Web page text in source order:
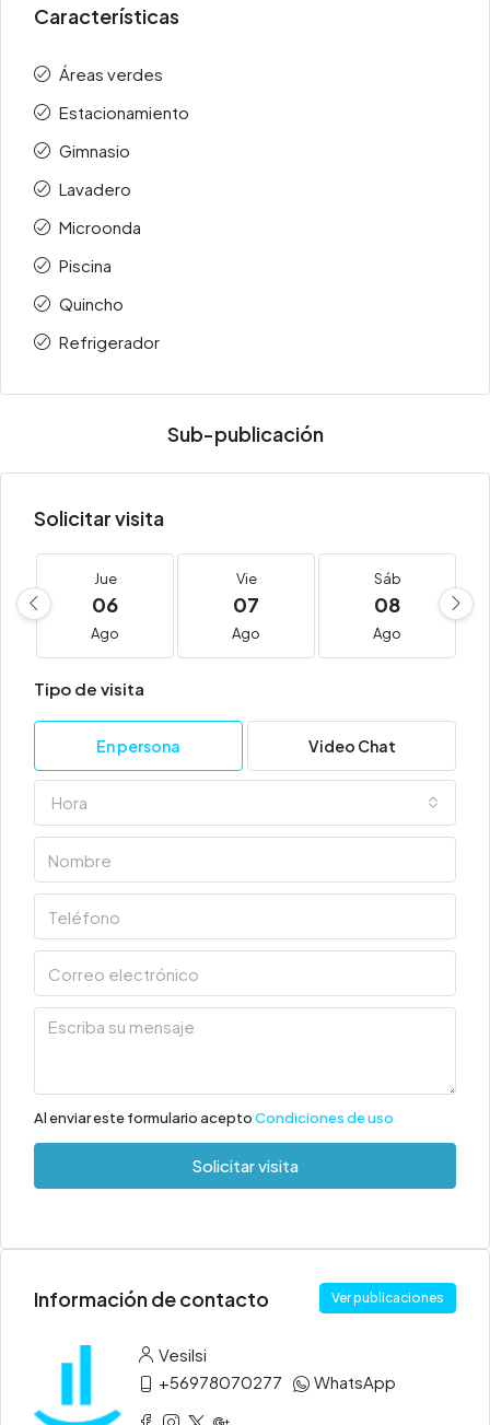
Características
Áreas verdes
Estacionamiento
Gimnasio
Lavadero
Microonda
Piscina
Quincho
Refrigerador
Sub-publicación
Solicitar visita
Jue
06
Ago
Vie
07
Ago
Sáb
08
Ago
Tipo de visita
En persona Video Chat
Hora
Al enviar este formulario aceptoCondiciones de uso
Solicitar visita
Información de contacto Ver publicaciones
Vesilsi
+56978070277
WhatsApp